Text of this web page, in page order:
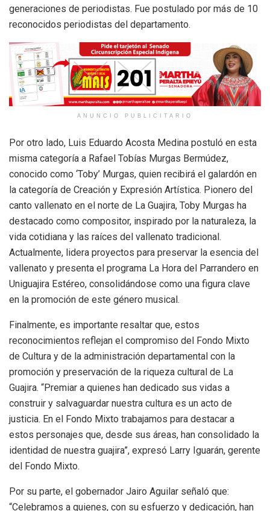
generaciones de periodistas. Fue postulado por más de 10
reconocidos periodistas del departamento.
ANUNCIO PUBLICITARIO
Por otro lado, Luis Eduardo Acosta Medina postuló en esta
misma categoría a Rafael Tobías Murgas Bermúdez,
conocido como ‘Toby’ Murgas, quien recibirá el galardón en
la categoría de Creación y Expresión Artística. Pionero del
canto vallenato en el norte de La Guajira, Toby Murgas ha
destacado como compositor, inspirado por la naturaleza, la
vida cotidiana y las raíces del vallenato tradicional.
Actualmente, lidera proyectos para preservar la esencia del
vallenato y presenta el programa La Hora del Parrandero en
Uniguajira Estéreo, consolidándose como una figura clave
en la promoción de este género musical.
Finalmente, es importante resaltar que, estos
reconocimientos reflejan el compromiso del Fondo Mixto
de Cultura y de la administración departamental con la
promoción y preservación de la riqueza cultural de La
Guajira. “Premiar a quienes han dedicado sus vidas a
construir y salvaguardar nuestra cultura es un acto de
justicia. En el Fondo Mixto trabajamos para destacar a
estos personajes que, desde sus áreas, han consolidado la
identidad de nuestra guajira”, expresó Larry Iguarán, gerente
del Fondo Mixto.
Por su parte, el gobernador Jairo Aguilar señaló que:
“Celebramos a quienes, con su esfuerzo y dedicación, han